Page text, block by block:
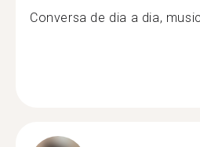
Conversa de dia a dia,